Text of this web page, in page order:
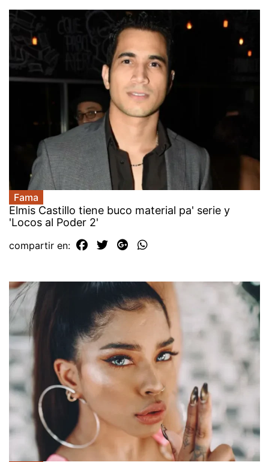
Fama
Elmis Castillo tiene buco material pa' serie y
'Locos al Poder 2'
compartir en: